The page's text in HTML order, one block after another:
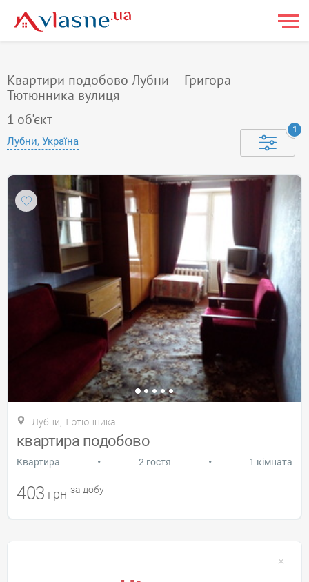
Квартири подобово Лубни — Григора
Тютюнника вулиця
1 об'єкт
Лубни, Україна
1
Лубни, Тютюнника
квартира подобово
Квартира • 2 гостя • 1 кімната
403 грн за добу